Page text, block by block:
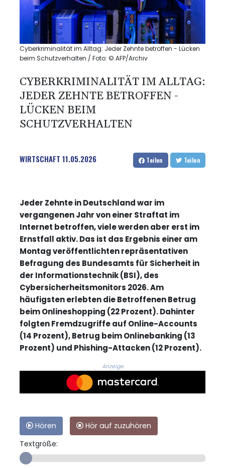
Cyberkriminalität im Alltag: Jeder Zehnte betroffen - Lücken
beim Schutzverhalten / Foto: © AFP/Archiv
CYBERKRIMINALITÄT IM ALLTAG:
JEDER ZEHNTE BETROFFEN -
LÜCKEN BEIM
SCHUTZVERHALTEN
WIRTSCHAFT 11.05.2026 Teilen Teilen
Jeder Zehnte in Deutschland war im
vergangenen Jahr von einer Straftat im
Internet betroffen, viele werden aber erst im
Ernstfall aktiv. Das ist das Ergebnis einer am
Montag veröffentlichten repräsentativen
Befragung des Bundesamts für Sicherheit in
der Informationstechnik (BSI), des
Cybersicherheitsmonitors 2026. Am
häufigsten erlebten die Betroffenen Betrug
beim Onlineshopping (22 Prozent). Dahinter
folgten Fremdzugriffe auf Online-Accounts
(14 Prozent), Betrug beim Onlinebanking (13
Prozent) und Phishing-Attacken (12 Prozent).
Anzeige
Hören
Hör auf zuzuhören
Textgröße: